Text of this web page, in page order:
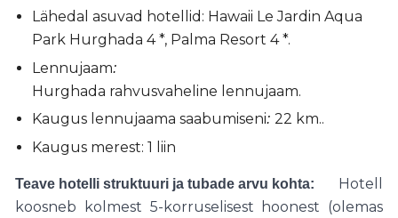
Lähedal asuvad hotellid: Hawaii Le Jardin Aqua
Park Hurghada 4 *, Palma Resort 4 *.
Lennujaam:
Hurghada rahvusvaheline lennujaam.
Kaugus lennujaama saabumiseni: 22 km..
Kaugus merest: 1 liin
Teave hotelli struktuuri ja tubade arvu kohta:
Hotell
koosneb kolmest 5-korruselisest hoonest (olemas